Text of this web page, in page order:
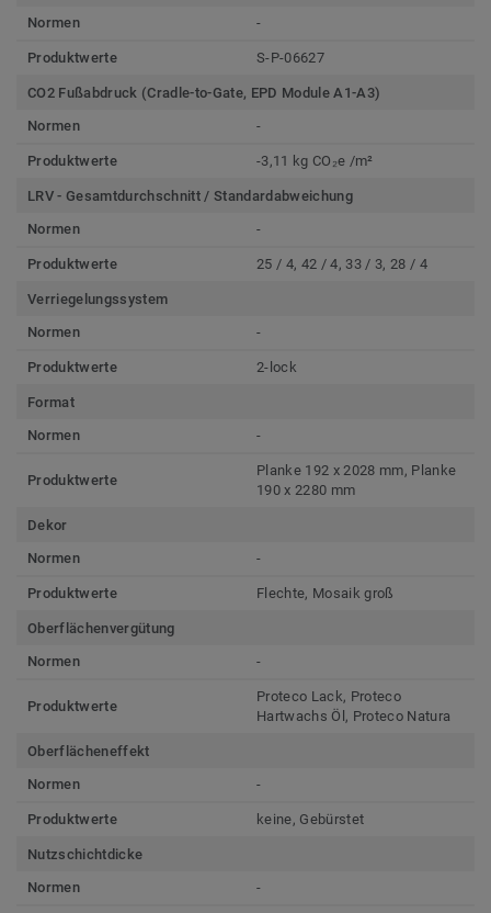
Normen -
Produktwerte S-P-06627
CO2 Fußabdruck (Cradle-to-Gate, EPD Module A1-A3)
Normen
-
Produktwerte -3,11 kg CO₂e /m²
LRV - Gesamtdurchschnitt / Standardabweichung
Normen
-
Produktwerte 25 / 4, 42 / 4, 33 / 3, 28 / 4
Verriegelungssystem
Normen
-
Produktwerte 2-lock
Format
Normen
-
Produktwerte
Planke 192 x 2028 mm, Planke
190 x 2280 mm
Dekor
Normen
-
Produktwerte Flechte, Mosaik groß
Oberflächenvergütung
Normen
-
Produktwerte
Proteco Lack, Proteco
Hartwachs Öl, Proteco Natura
Oberflächeneffekt
Normen
-
Produktwerte keine, Gebürstet
Nutzschichtdicke
Normen
-